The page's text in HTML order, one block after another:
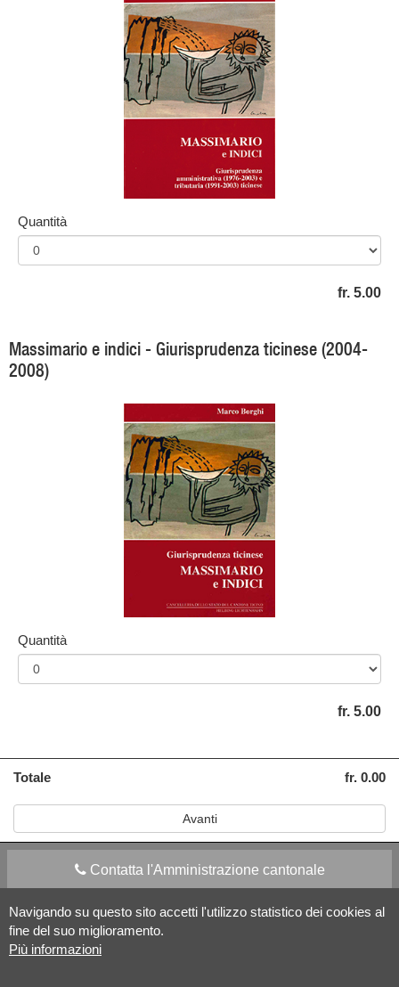
Navigando su questo sito accetti l'utilizzo statistico dei cookies al
fine del suo miglioramento.
Più informazioni
Quantità
fr. 5.00
Massimario e indici - Giurisprudenza ticinese (2004-
2008)
Quantità
fr. 5.00
Totale fr. 0.00
Avanti
Contatta l'Amministrazione cantonale
Apps Mobile Social media